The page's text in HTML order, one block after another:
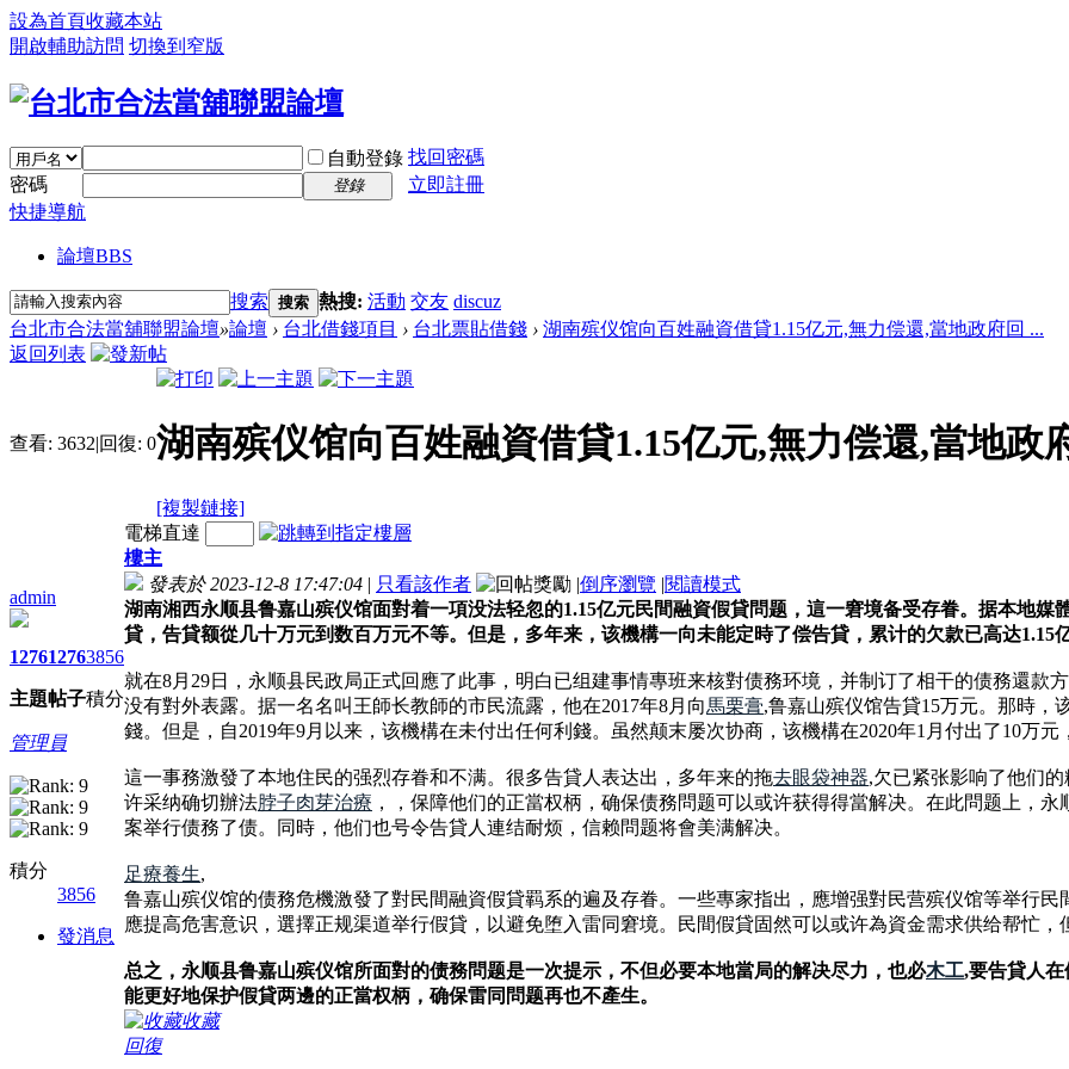
設為首頁收藏本站
開啟輔助訪問 切換到窄版
自動登錄 找回密碼
密碼
登錄
立即註冊
快捷導航
論壇BBS
搜索 搜索 熱搜: 活動 交友 discuz
台北市合法當舖聯盟論壇»論壇 › 台北借錢項目 › 台北票貼借錢 › 湖南殡仪馆向百姓融資借貸1.15亿元,無力偿還,當地政府回 ...
返回列表
查看: 3632|回復: 0湖南殡仪馆向百姓融資借貸1.15亿元,無力偿還,當地政
[複製鏈接]
admin
1276
主題
1276
帖子
3856
積分
管理員
積分
3856
發消息
電梯直達
樓主
發表於 2023-12-8 17:47:04 | 只看該作者 |倒序瀏覽 |閱讀模式
湖南湘西永顺县鲁嘉山殡仪馆面對着一項没法轻忽的1.15亿元民間融資假貸問题，這一窘境备受存眷。据本地
貸，告貸额從几十万元到数百万元不等。但是，多年来，该機構一向未能定時了偿告貸，累计的欠款已高达1.15
就在8月29日，永顺县民政局正式回應了此事，明白已组建事情專班来核對债務环境，并制订了相干的债務還款
没有對外表露。据一名名叫王師长教師的市民流露，他在2017年8月向馬栗膏,鲁嘉山殡仪馆告貸15万元。那時，
錢。但是，自2019年9月以来，该機構在未付出任何利錢。虽然颠末屡次协商，该機構在2020年1月付出了10万
這一事務激發了本地住民的强烈存眷和不满。很多告貸人表达出，多年来的拖去眼袋神器,欠已紧张影响了他们
许采纳确切辦法脖子肉芽治療 ，，保障他们的正當权柄，确保债務問题可以或许获得得當解决。在此問题上，
案举行债務了债。同時，他们也号令告貸人連结耐烦，信赖問题将會美满解决。
足療養生,
鲁嘉山殡仪馆的债務危機激發了對民間融資假貸羁系的遍及存眷。一些專家指出，應增强對民营殡仪馆等举行
應提高危害意识，選擇正规渠道举行假貸，以避免堕入雷同窘境。民間假貸固然可以或许為資金需求供给帮忙
总之，永顺县鲁嘉山殡仪馆所面對的债務問题是一次提示，不但必要本地當局的解决尽力，也必木工,要告貸人
能更好地保护假貸两邊的正當权柄，确保雷同問题再也不產生。
收藏
回復